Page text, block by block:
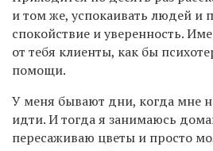
и том же, успокаивать людей и
спокойствие и уверенность.
от тебя клиенты, как бы
помощи.
У меня бывают дни, когда мне
идти. И тогда я занимаюсь
пересаживаю цветы и просто